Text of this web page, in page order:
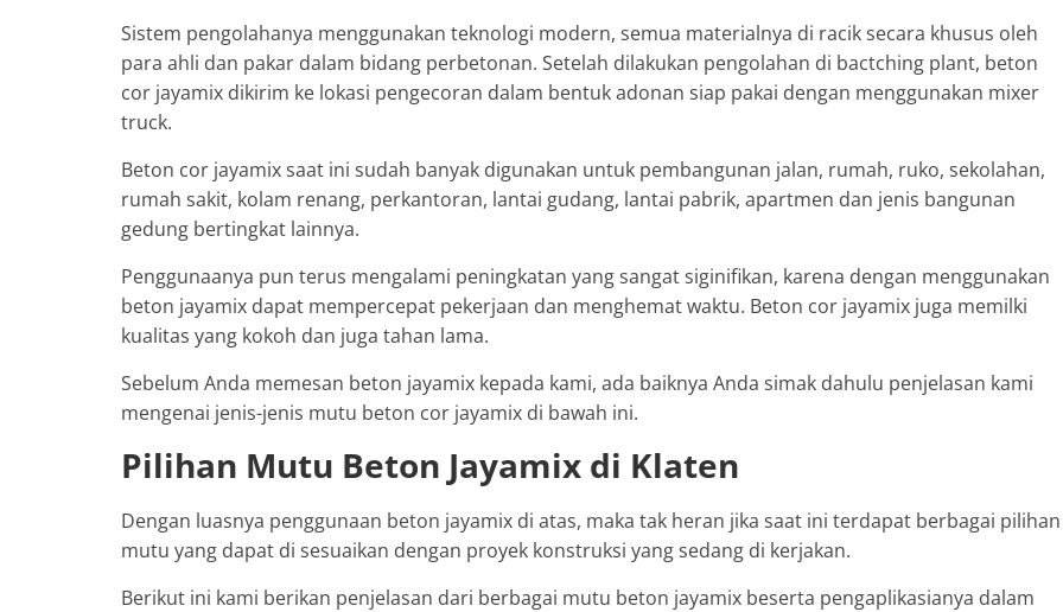
Sistem pengolahanya menggunakan teknologi modern, semua materialnya di racik secara khusus oleh
para ahli dan pakar dalam bidang perbetonan. Setelah dilakukan pengolahan di bactching plant, beton
cor jayamix dikirim ke lokasi pengecoran dalam bentuk adonan siap pakai dengan menggunakan mixer
truck.
Beton cor jayamix saat ini sudah banyak digunakan untuk pembangunan jalan, rumah, ruko, sekolahan,
rumah sakit, kolam renang, perkantoran, lantai gudang, lantai pabrik, apartmen dan jenis bangunan
gedung bertingkat lainnya.
Penggunaanya pun terus mengalami peningkatan yang sangat siginifikan, karena dengan menggunakan
beton jayamix dapat mempercepat pekerjaan dan menghemat waktu. Beton cor jayamix juga memilki
kualitas yang kokoh dan juga tahan lama.
Sebelum Anda memesan beton jayamix kepada kami, ada baiknya Anda simak dahulu penjelasan kami
mengenai jenis-jenis mutu beton cor jayamix di bawah ini.
Pilihan Mutu Beton Jayamix di Klaten
Dengan luasnya penggunaan beton jayamix di atas, maka tak heran jika saat ini terdapat berbagai pilihan
mutu yang dapat di sesuaikan dengan proyek konstruksi yang sedang di kerjakan.
Berikut ini kami berikan penjelasan dari berbagai mutu beton jayamix beserta pengaplikasianya dalam